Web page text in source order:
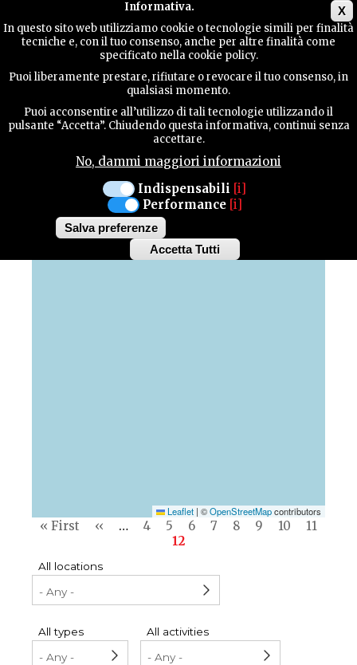
X
Informativa.
In questo sito web utilizziamo cookie o tecnologie simili per finalità
tecniche e, con il tuo consenso, anche per altre finalità come
specificato nella cookie policy.
Puoi liberamente prestare, rifiutare o revocare il tuo consenso, in
qualsiasi momento.
Puoi acconsentire all’utilizzo di tali tecnologie utilizzando il
pulsante “Accetta”. Chiudendo questa informativa, continui senza
accettare.
No, dammi maggiori informazioni
Indispensabili [i]
Performance [i]
Salva preferenze
Accetta Tutti
Withdraw
TERRITORY
CONTACTS
MAP OF HIGHLIGHTS
Discover all the highlights of our province
+
−
Leaflet | ©OpenStreetMapcontributors
Pagination
First
« First
Previous
‹‹ … Page
4 Page
5 Page
6 Page
7 Page
8 Page
9 Page
10 Page
11
Current
12
All locations
All types All activities